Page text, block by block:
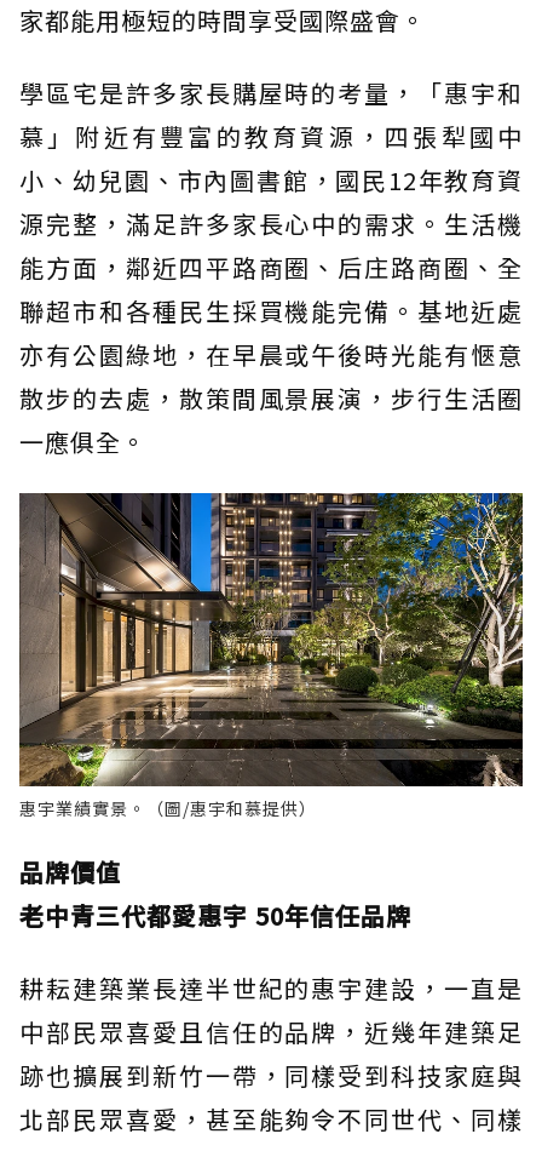
家都能用極短的時間享受國際盛會。
學區宅是許多家長購屋時的考量，「惠宇和
慕」附近有豐富的教育資源，四張犁國中
小、幼兒園、市內圖書館，國民12年教育資
源完整，滿足許多家長心中的需求。生活機
能方面，鄰近四平路商圈、后庄路商圈、全
聯超市和各種民生採買機能完備。基地近處
亦有公園綠地，在早晨或午後時光能有愜意
散步的去處，散策間風景展演，步行生活圈
一應俱全。
惠宇業績實景。（圖/惠宇和慕提供）
品牌價值
老中青三代都愛惠宇 50年信任品牌
耕耘建築業長達半世紀的惠宇建設，一直是
中部民眾喜愛且信任的品牌，近幾年建築足
跡也擴展到新竹一帶，同樣受到科技家庭與
北部民眾喜愛，甚至能夠令不同世代、同樣